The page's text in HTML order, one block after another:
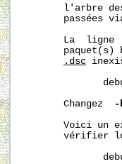
l'arbre
passées
La  ligne
paquet(s)
.dsc
       Changez
-
Voici un
vérifier